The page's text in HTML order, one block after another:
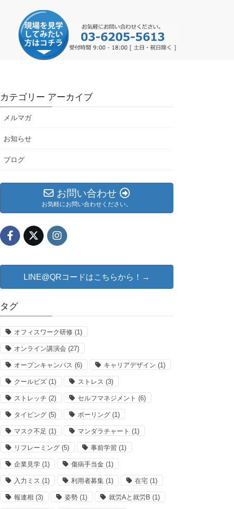
カテゴリー アーカイブ
メルマガ
お知らせ
ブログ
お問い合わせ
お気軽にお問い合わせください。
LINE@QRコードはこちらから！→
タグ
オフィスワーク研修 (1)
オンライン講演会 (27)
オープンキャンパス (6) キャリアデザイン (1)
クールビズ (1) ストレス (3)
ストレッチ (2) セルフマネジメント (6)
タイピング (5) ボーリング (1)
マスク不足 (1) マンダラチャート (1)
リフレーミング (5) 事前学習 (1)
企業見学 (1) 傷病手当金 (1)
入力ミス (1) 利用者募集 (1) 在宅 (1)
報連相 (3) 姿勢 (1) 就労Aと就労B (1)